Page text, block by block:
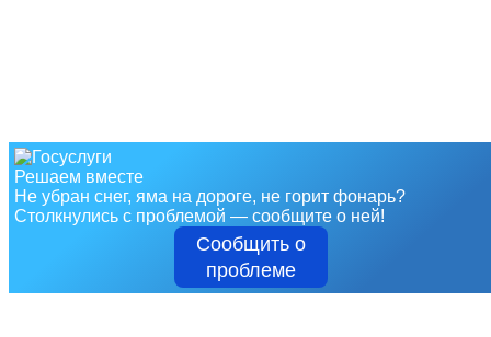
Решаем вместе
Не убран снег, яма на дороге, не горит фонарь?
Столкнулись с проблемой — сообщите о ней!
Сообщить о
проблеме